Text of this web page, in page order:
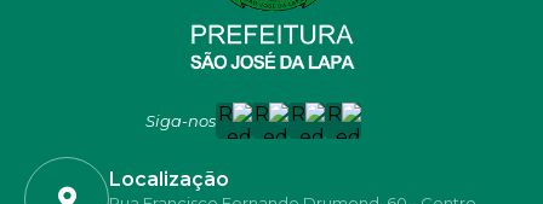
Siga-nos
Localização